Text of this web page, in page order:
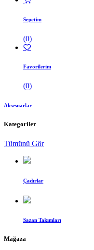
Sepetim
(0)
Favorilerim
(0)
Aksesuarlar
Kategoriler
Tümünü Gör
Çadırlar
Sazan Takımları
Mağaza